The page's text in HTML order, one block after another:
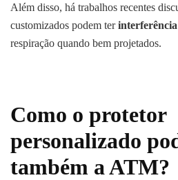
Além disso, há trabalhos recentes
customizados podem ter
respiração quando bem projetados.
Como o protetor
personalizado
também a ATM?